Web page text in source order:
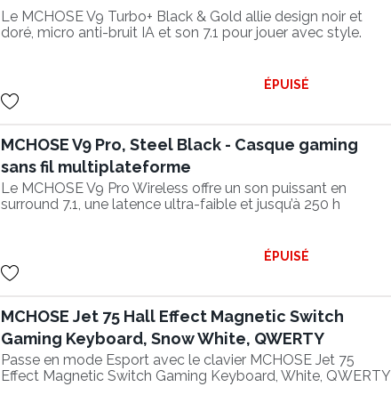
Le MCHOSE V9 Turbo+ Black & Gold allie design noir et
doré, micro anti-bruit IA et son 7.1 pour jouer avec style.
ÉPUISÉ
MCHOSE V9 Pro, Steel Black - Casque gaming
sans fil multiplateforme
Le MCHOSE V9 Pro Wireless offre un son puissant en
surround 7.1, une latence ultra-faible et jusqu’à 250 h
ÉPUISÉ
MCHOSE Jet 75 Hall Effect Magnetic Switch
Gaming Keyboard, Snow White, QWERTY
Passe en mode Esport avec le clavier MCHOSE Jet 75
Effect Magnetic Switch Gaming Keyboard, White, QWERTY